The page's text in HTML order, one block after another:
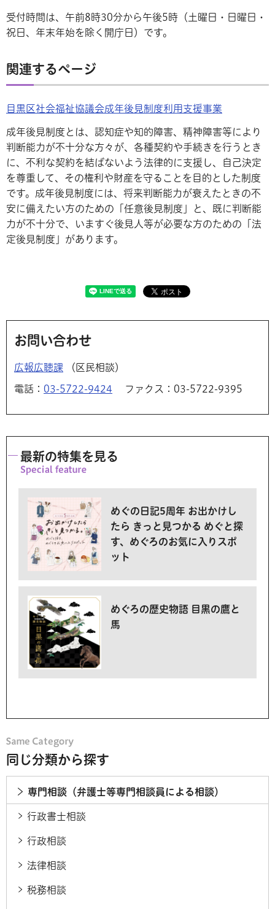
受付時間は、午前8時30分から午後5時（土曜日・日曜日・
祝日、年末年始を除く開庁日）です。
関連するページ
目黒区社会福祉協議会成年後見制度利用支援事業
成年後見制度とは、認知症や知的障害、精神障害等により
判断能力が不十分な方々が、各種契約や手続きを行うとき
に、不利な契約を結ばないよう法律的に支援し、自己決定
を尊重して、その権利や財産を守ることを目的とした制度
です。成年後見制度には、将来判断能力が衰えたときの不
安に備えたい方のための「任意後見制度」と、既に判断能
力が不十分で、いますぐ後見人等が必要な方のための「法
定後見制度」があります。
お問い合わせ
広報広聴課 （区民相談）
電話： 03-5722-9424 ファクス：03-5722-9395
最新の特集を見る
めぐの日記5周年 お出かけし
たら きっと見つかる めぐと探
す、めぐろのお気に入りスポ
ット
めぐろの歴史物語 目黒の鷹と
馬
同じ分類から探す
専門相談（弁護士等専門相談員による相談）
行政書士相談
行政相談
法律相談
税務相談